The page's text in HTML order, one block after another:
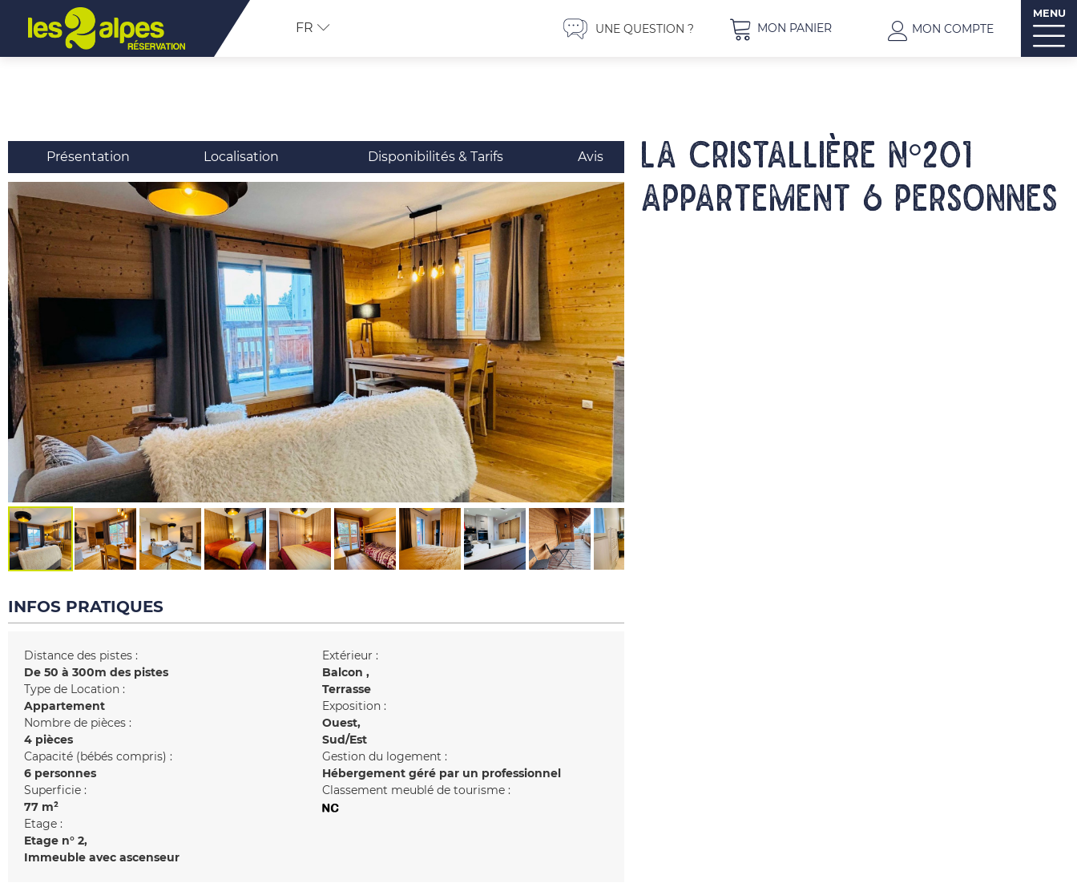
FR UNE QUESTION ? MON PANIER MON COMPTE
MENU
Présentation Localisation Disponibilités & Tarifs Avis
LA CRISTALLIÈRE n°201
Appartement 6 personnes
INFOS PRATIQUES
Distance des pistes :
De 50 à 300m des pistes
Type de Location :
Appartement
Nombre de pièces :
4 pièces
Capacité (bébés compris) :
6 personnes
Superficie :
77 m²
Etage :
Etage n° 2
Immeuble avec ascenseur
Extérieur :
Balcon
Terrasse
Exposition :
Ouest
Sud/Est
Gestion du logement :
Hébergement géré par un professionnel
Classement meublé de tourisme :